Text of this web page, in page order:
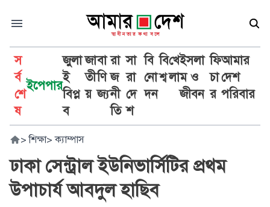
স
র্ব
শে
ষ
ইপেপার
জুলা
ই
বিপ্ল
ব
জা
তী
য়
বা
ণি
জ্য
রা
জ
নী
তি
সা
রা
দে
শ
বি
নো
দন
বি
শ্ব
খে
লা
ইসলা
ম ও
জীবন
ফি
চা
র
আমার
দেশ
পরিবার
> শিক্ষা> ক্যাম্পাস
ঢাকা সেন্ট্রাল ইউনিভার্সিটির প্রথম
উপাচার্য আবদুল হাছিব